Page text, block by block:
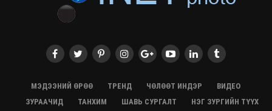
20/07/2026, 19:22
20/07/2026, 19:21
хийхээр хүрэлцэн ирлээ
МЭДЭЭНИЙ ӨРӨӨ ТРЕНД ЧӨЛӨӨТ ИНДЭР
ВИДЕО
ЗУРААЧИД
ТАНХИМ ШАВЬ СУРГАЛТ НЭГ ЗУРГИЙН ТҮҮХ